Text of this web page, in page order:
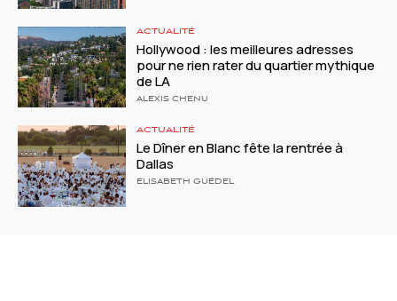
ACTUALITÉ
Hollywood : les meilleures adresses
pour ne rien rater du quartier mythique
de LA
ALEXIS CHENU
ACTUALITÉ
Le Dîner en Blanc fête la rentrée à
Dallas
ELISABETH GUÉDEL